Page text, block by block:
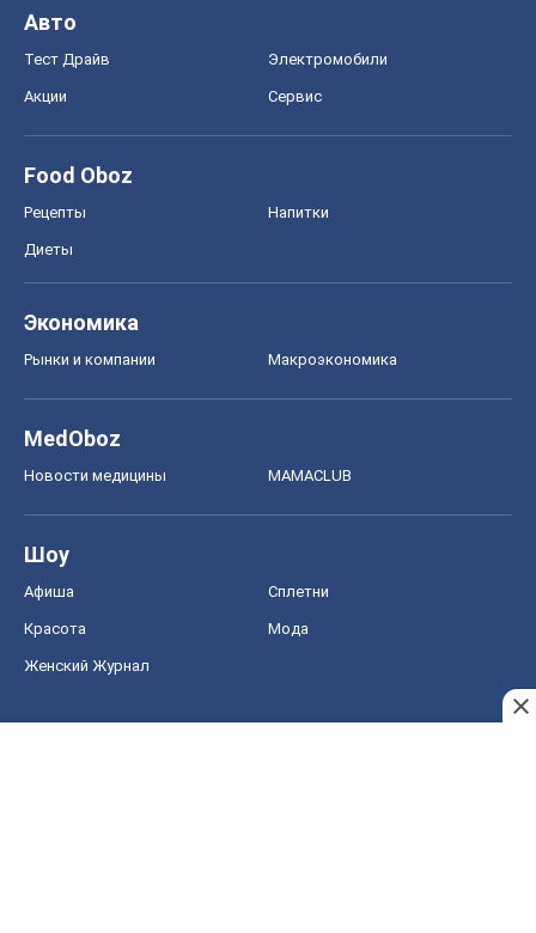
Авто
Тест Драйв Электромобили
Акции Сервис
Food Oboz
Рецепты Напитки
Диеты
Экономика
Рынки и компании Mакроэкономика
MedOboz
Новости медицины MAMACLUB
Шоу
Афиша Сплетни
Красота Мода
Женский Журнал